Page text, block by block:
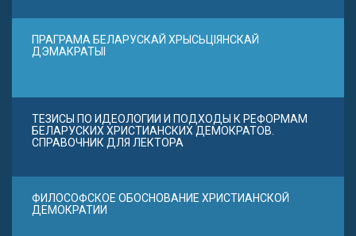
ПРАГРАМА БЕЛАРУСКАЙ ХРЫСЬЦІЯНСКАЙ
ДЭМАКРАТЫІ
ТЕЗИСЫ ПО ИДЕОЛОГИИ И ПОДХОДЫ К РЕФОРМАМ
БЕЛАРУСКИХ ХРИСТИАНСКИХ ДЕМОКРАТОВ.
СПРАВОЧНИК ДЛЯ ЛЕКТОРА
ФИЛОСОФСКОЕ ОБОСНОВАНИЕ ХРИСТИАНСКОЙ
ДЕМОКРАТИИ